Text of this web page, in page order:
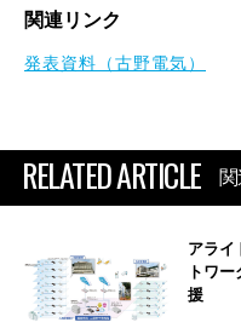
関連リンク
発表資料（古野電気）
RELATED ARTICLE
アライ
トワ
援